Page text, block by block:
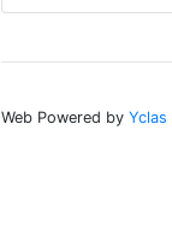
Web Powered by Yclas